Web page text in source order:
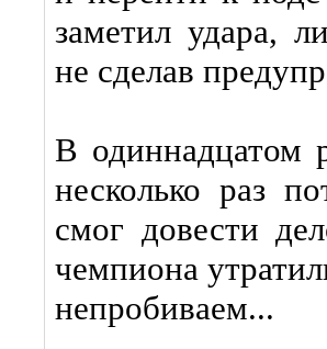
заметил удара,
не сделав
В одиннадцатом
несколько раз
смог довести
чемпиона
непробиваем...